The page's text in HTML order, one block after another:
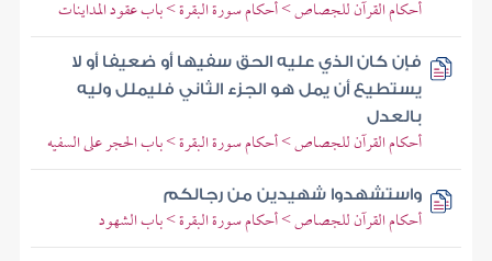
أحكام القرآن للجصاص > أحكام سورة البقرة > باب عقود المداينات
فإن كان الذي عليه الحق سفيها أو ضعيفا أو لا
يستطيع أن يمل هو الجزء الثاني فليملل وليه
بالعدل
أحكام القرآن للجصاص > أحكام سورة البقرة > باب الحجر على السفيه
واستشهدوا شهيدين من رجالكم
أحكام القرآن للجصاص > أحكام سورة البقرة > باب الشهود